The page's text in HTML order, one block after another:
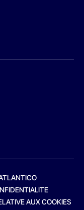
AUX COOKIES